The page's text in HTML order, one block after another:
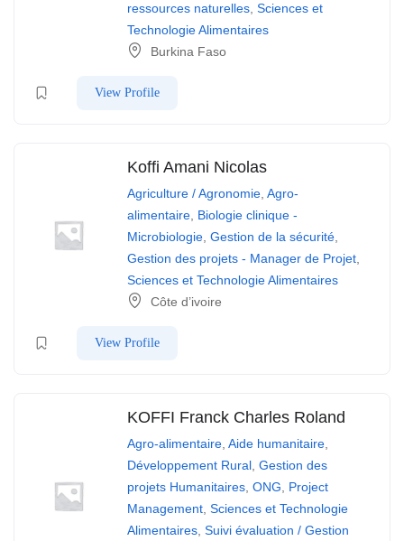
ressources naturelles, Sciences et
Technologie Alimentaires
Burkina Faso
View Profile
Koffi Amani Nicolas
Agriculture / Agronomie, Agro-
alimentaire, Biologie clinique -
Microbiologie, Gestion de la sécurité,
Gestion des projets - Manager de Projet,
Sciences et Technologie Alimentaires
Côte d’ivoire
View Profile
KOFFI Franck Charles Roland
Agro-alimentaire, Aide humanitaire,
Développement Rural, Gestion des
projets Humanitaires, ONG, Project
Management, Sciences et Technologie
Alimentaires, Suivi évaluation / Gestion